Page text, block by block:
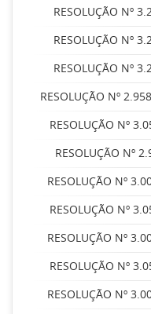
RESOLUÇÃO Nº
RESOLUÇÃO Nº
RESOLUÇÃO Nº
RESOLUÇÃO Nº
RESOLUÇÃO Nº
RESOLUÇÃO Nº
RESOLUÇÃO Nº
RESOLUÇÃO Nº
RESOLUÇÃO Nº
RESOLUÇÃO Nº
RESOLUÇÃO Nº